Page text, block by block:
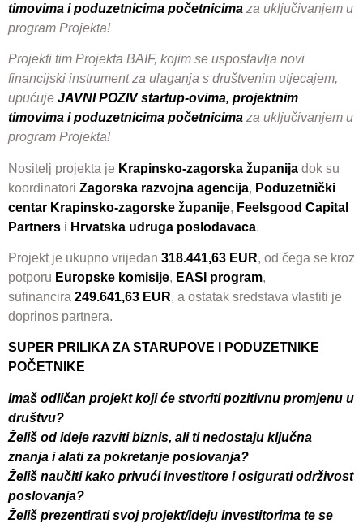
timovima i poduzetnicima početnicima za uključivanjem u
program Projekta!
Projekti tim Projekta BAIF, kojim se uspostavlja novi
financijski instrument za ulaganja s društvenim utjecajem,
upućuje JAVNI POZIV startup-ovima, projektnim
timovima i poduzetnicima početnicima za uključivanjem u
program Projekta!
Nositelj projekta je Krapinsko-zagorska županija dok su
koordinatori Zagorska razvojna agencija, Poduzetnički
centar Krapinsko-zagorske županije, Feelsgood Capital
Partners i Hrvatska udruga poslodavaca.
Projekt je ukupno vrijedan 318.441,63 EUR, od čega se kroz
potporu Europske komisije, EASI program,
sufinancira 249.641,63 EUR, a ostatak sredstava vlastiti je
doprinos partnera.
SUPER PRILIKA ZA STARUPOVE I PODUZETNIKE
POČETNIKE
Imaš odličan projekt koji će stvoriti pozitivnu promjenu u
društvu?
Želiš od ideje razviti biznis, ali ti nedostaju ključna
znanja i alati za pokretanje poslovanja?
Želiš naučiti kako privući investitore i osigurati održivost
poslovanja?
Želiš prezentirati svoj projekt/ideju investitorima te se